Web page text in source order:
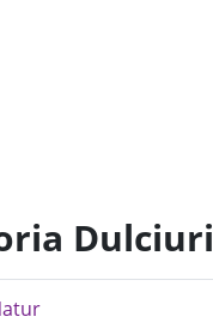
Dulciuri